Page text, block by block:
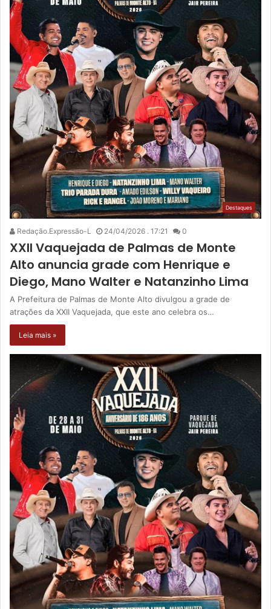
Destaques
Redação.Expressão-L 24/04/2026 . 17:21 0
XXII Vaquejada de Palmas de Monte
Alto anuncia grade com Henrique e
Diego, Mano Walter e Natanzinho Lima
A Prefeitura de Palmas de Monte Alto divulgou a grade de
atrações da XXII Vaquejada, que este ano celebra os…
Leia mais »